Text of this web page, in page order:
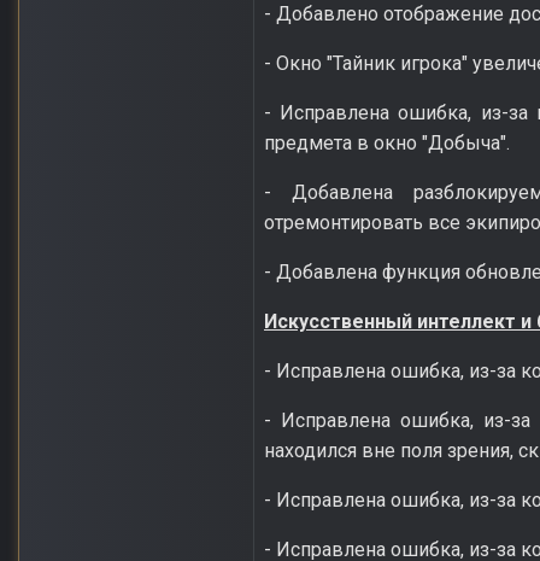
- Добавлено отображение
- Окно "Тайник игрока"
- Исправлена ошибка, из-за
предмета в окно "Добыча".
- Добавлена
отремонтировать все
- Добавлена функция
Искусственный интеллект
- Исправлена ошибка, из-за
- Исправлена ошибка, из-
находился вне поля зрения,
- Исправлена ошибка, из-за
- Исправлена ошибка, из-за